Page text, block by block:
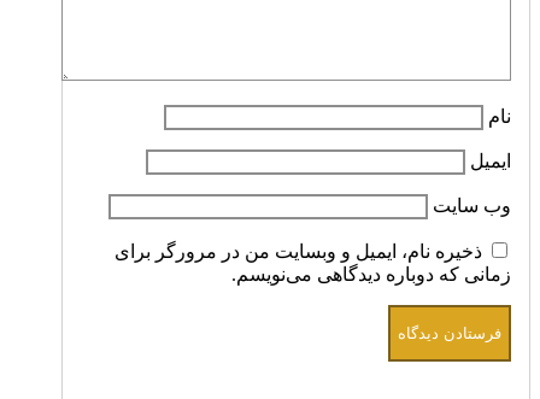
نام
ایمیل
وب‌ سایت
ذخیره نام، ایمیل و وبسایت من در مرورگر برای
زمانی که دوباره دیدگاهی می‌نویسم.